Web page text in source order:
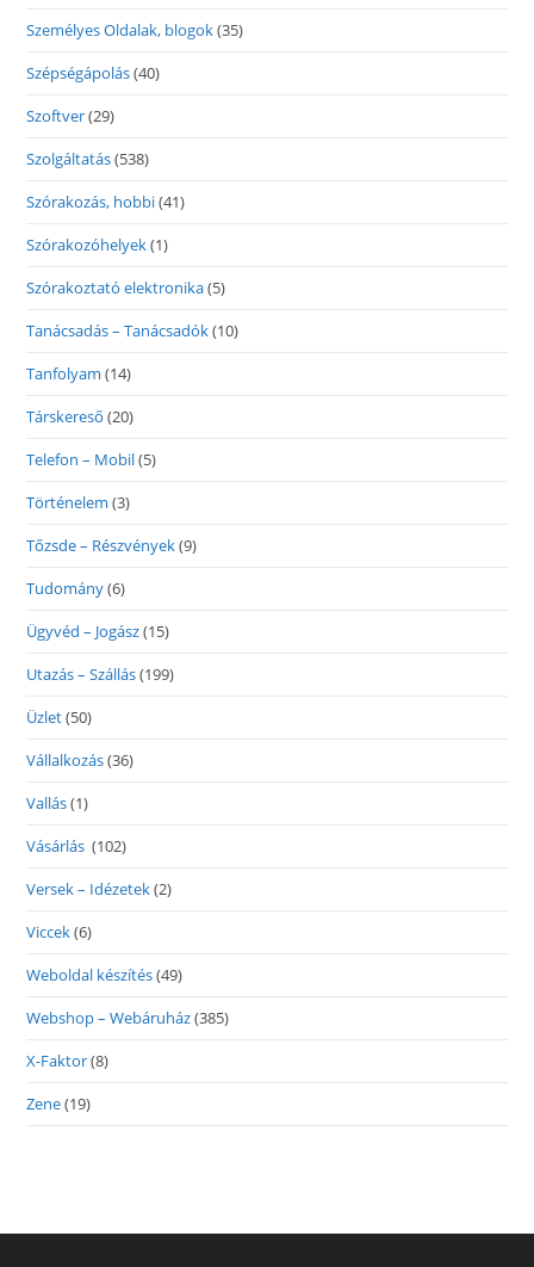
Személyes Oldalak, blogok(35)
Szépségápolás(40)
Szoftver(29)
Szolgáltatás(538)
Szórakozás, hobbi(41)
Szórakozóhelyek(1)
Szórakoztató elektronika(5)
Tanácsadás – Tanácsadók(10)
Tanfolyam (14)
Társkereső (20)
Telefon – Mobil(5)
Történelem (3)
Tőzsde – Részvények(9)
Tudomány(6)
Ügyvéd – Jogász(15)
Utazás – Szállás(199)
Üzlet(50)
Vállalkozás(36)
Vallás(1)
Vásárlás (102)
Versek – Idézetek(2)
Viccek(6)
Weboldal készítés(49)
Webshop – Webáruház(385)
X-Faktor(8)
Zene(19)